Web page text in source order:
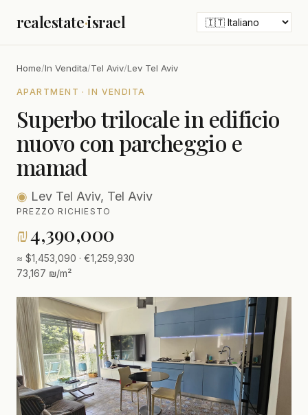
realestate·israel
Home/In Vendita/Tel Aviv/Lev Tel Aviv
APARTMENT · IN VENDITA
Superbo trilocale in edificio
nuovo con parcheggio e
mamad
◉ Lev Tel Aviv, Tel Aviv
PREZZO RICHIESTO
₪4,390,000
≈ $1,453,090 · €1,259,930
73,167 ₪/m²